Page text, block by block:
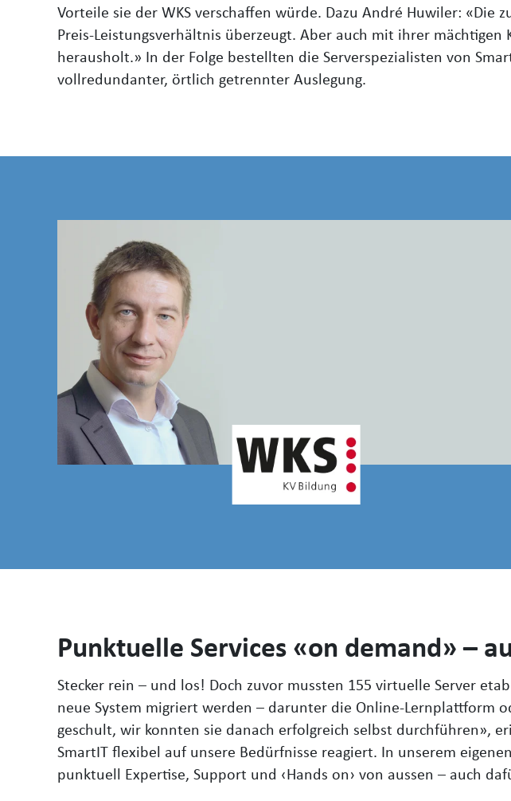
Vorteile sie der WKS verschaffen würde. Dazu André Huwiler: «Die
Preis-Leistungsverhältnis überzeugt. Aber auch mit ihrer
herausholt.» In der Folge bestellten die Serverspezialisten von
vollredundanter, örtlich getrennter Auslegung.
Punktuelle Services «on demand» –
Stecker rein – und los! Doch zuvor mussten 155 virtuelle Server
neue System migriert werden – darunter die Online-Lernplattform
geschult, wir konnten sie danach erfolgreich selbst durchführen»,
SmartIT flexibel auf unsere Bedürfnisse reagiert. In unserem
punktuell Expertise, Support und ‹Hands on› von aussen – auch